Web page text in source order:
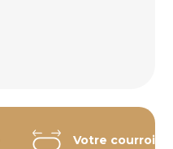
Votre courroie